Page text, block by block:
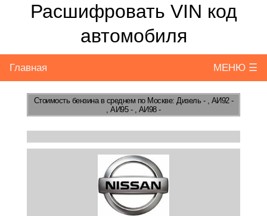
Расшифровать VIN код
автомобиля
Главная МЕНЮ ☰
Стоимость бензинав среднем по Москве: Дизель - , АИ92 -
, АИ95 - , АИ98 -